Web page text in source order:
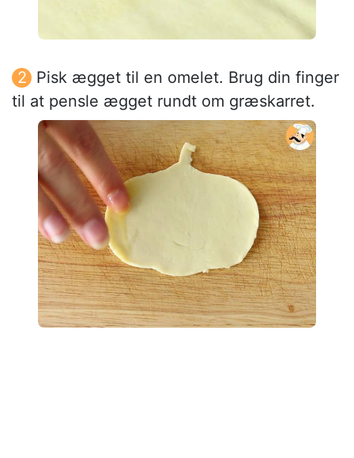
Pisk ægget til en omelet. Brug din finger
til at pensle ægget rundt om græskarret.